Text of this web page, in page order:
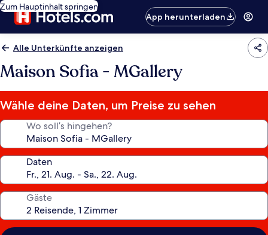
Zum Hauptinhalt springen
App herunterladen
Alle Unterkünfte anzeigen
Maison Sofia - MGallery
Wähle deine Daten, um Preise zu sehen
Wo soll’s hingehen?
Daten
Gäste